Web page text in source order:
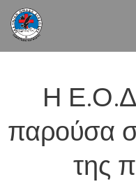
Η Ε.Ο.Δ
παρούσα
της